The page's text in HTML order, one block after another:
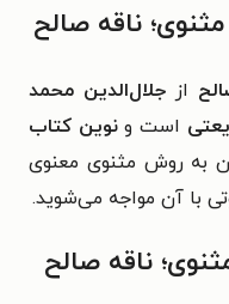
ناقه صالح
ازجلال‌الدین محمد
است ونوین کتاب
به روش مثنوی معنوی
با آن مواجه می‌شوید.
ناقه صالح